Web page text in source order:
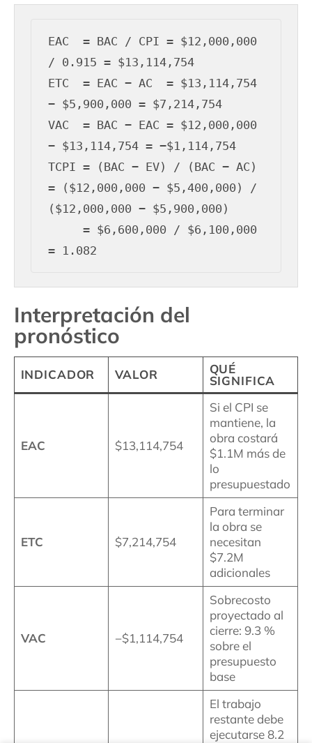
EAC  = BAC / CPI = $12,000,000
/ 0.915 = $13,114,754
ETC  = EAC − AC  = $13,114,754
− $5,900,000 = $7,214,754
VAC  = BAC − EAC = $12,000,000
− $13,114,754 = −$1,114,754
TCPI = (BAC − EV) / (BAC − AC)
= ($12,000,000 − $5,400,000) /
($12,000,000 − $5,900,000)
     = $6,600,000 / $6,100,000
Interpretación del
pronóstico
INDICADOR VALOR
QUÉ
SIGNIFICA
EAC $13,114,754
Si el CPI se
mantiene, la
obra costará
$1.1M más de
lo
presupuestado
ETC $7,214,754
Para terminar
la obra se
necesitan
$7.2M
adicionales
VAC −$1,114,754
Sobrecosto
proyectado al
cierre: 9.3 %
sobre el
presupuesto
base
El trabajo
restante debe
ejecutarse 8.2